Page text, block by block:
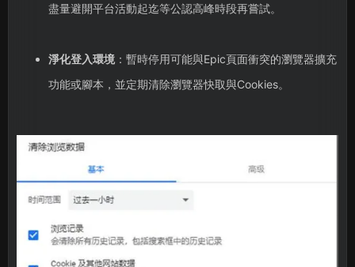
盡量避開平台活動起迄等公認高峰時段再嘗試。
淨化登入環境：暫時停用可能與Epic頁面衝突的瀏覽器擴充
功能或腳本，並定期清除瀏覽器快取與Cookies。